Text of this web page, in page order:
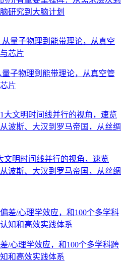
研究到大脑计划
子物理到能带理论，从真空管
片
文明时间线并行的视角，速览
波斯、大汉到罗马帝国，从丝绸
/心理学效应，和100个多学科跨
和高效实践体系